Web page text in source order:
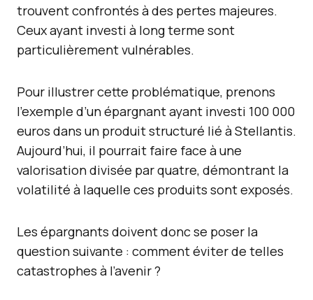
trouvent confrontés à des pertes majeures.
Ceux ayant investi à long terme sont
particulièrement vulnérables.
Pour illustrer cette problématique, prenons
l’exemple d’un épargnant ayant investi 100 000
euros dans un produit structuré lié à Stellantis.
Aujourd’hui, il pourrait faire face à une
valorisation divisée par quatre, démontrant la
volatilité à laquelle ces produits sont exposés.
Les épargnants doivent donc se poser la
question suivante : comment éviter de telles
catastrophes à l’avenir ?